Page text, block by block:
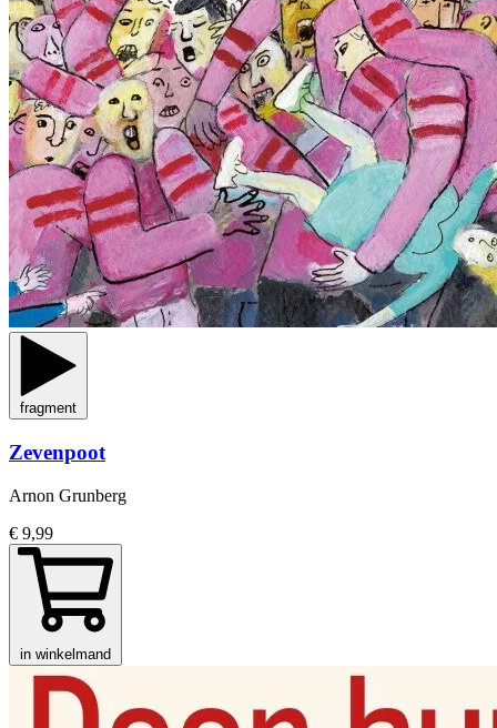
fragment
Zevenpoot
Arnon Grunberg
€ 9,99
in winkelmand